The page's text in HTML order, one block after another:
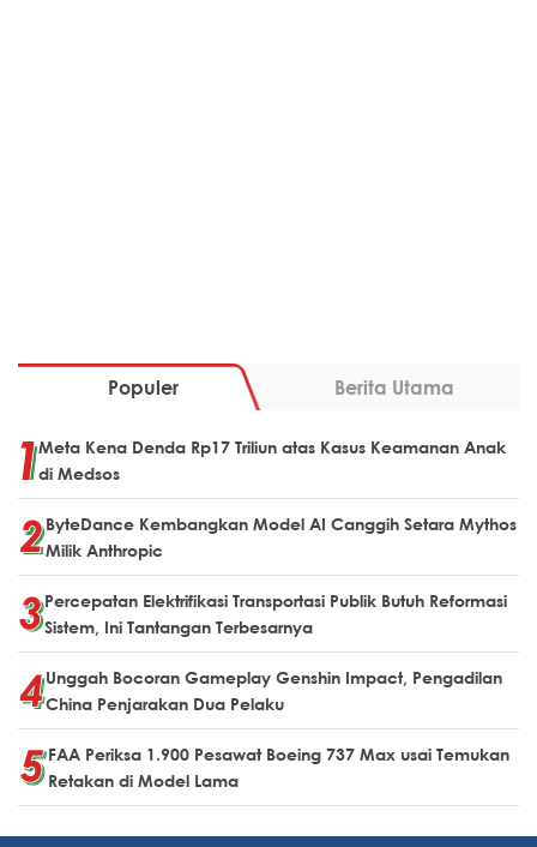
Populer Berita Utama
Meta Kena Denda Rp17 Triliun atas Kasus Keamanan Anak
di Medsos
ByteDance Kembangkan Model AI Canggih Setara Mythos
Milik Anthropic
Percepatan Elektrifikasi Transportasi Publik Butuh Reformasi
Sistem, Ini Tantangan Terbesarnya
Unggah Bocoran Gameplay Genshin Impact, Pengadilan
China Penjarakan Dua Pelaku
FAA Periksa 1.900 Pesawat Boeing 737 Max usai Temukan
Retakan di Model Lama